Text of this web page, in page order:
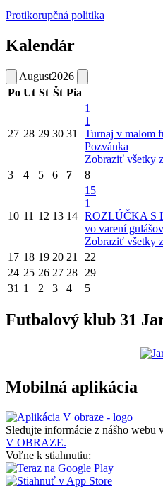
Protikorupčná politika
Kalendár
August2026
Po Ut St Št Pia
27 28 29 30 31
1
1
Turnaj v malom
Pozvánka
Zobraziť všetky
3 4 5 6 7 8
10 11 12 13 14
15
1
ROZLÚČKA S
vo varení
Zobraziť všetky
17 18 19 20 21 22
24 25 26 27 28 29
31 1 2 3 4 5
Futbalový klub 31
Mobilná aplikácia
Sledujte informácie z nášho webu
V OBRAZE.
Voľne k stiahnutiu: